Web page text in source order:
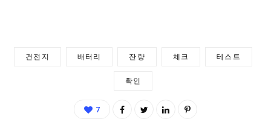
건전지 배터리 잔량 체크 테스트
확인
7